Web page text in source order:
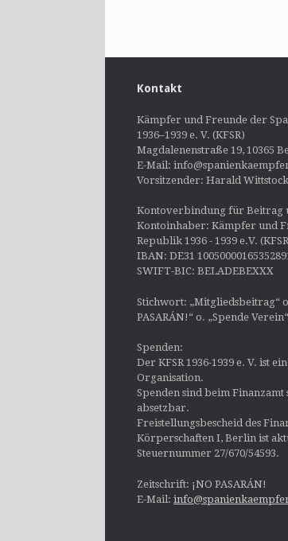
Kontakt
Kämpfer und Freunde der
1936–1939 e. V. (KFSR)
Magdalenenstraße 19, 10365
E-Mail:
Vorsitzender: Harald Wittstock
Kontoverbindung für Beitrag
Kontoinhaber: Kämpfer und
Republik 1936 - 1939 e.V.
IBAN: DE31
SWIFT-BIC: BELADEBEXXX
Stichwort: „Mitgliedsbeitrag“
PASARÁN!“ o. „Spende
Spenden:
Der KFSR 1936-1939 e. V. ist
Organisation.
Spenden sind beim Finanzamt
absetzbar.
Freistellungsbescheid des
Körperschaften I, Berlin ist
Steuernummer 27/670/54593.
Zeitschrift: ¡NO PASARÁN!
E-Mail: